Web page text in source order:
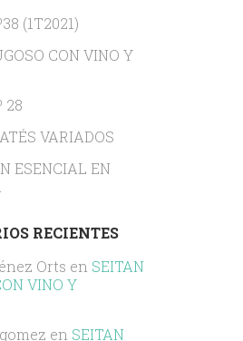
(1T2021)
CON VINO Y
28
VARIADOS
ESENCIAL EN
RECIENTES
Orts en SEITAN
VINO Y
en SEITAN